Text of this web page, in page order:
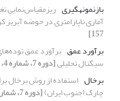
بازنمونه­گیری ریزمقیاس‌نماییِ
آماری ناپارامتری در حوضه آبریز
157]
برآورد عمق برآورد عمق
سیگنال تحلیلی[دوره 7، شماره 4، 1392، صفحه 52-363]
برخال‌‌ استفاده از روش برخال‌‌
چارک (جنوب ایران)[دوره 7، شماره 1، 1392، صفحه 34-50]